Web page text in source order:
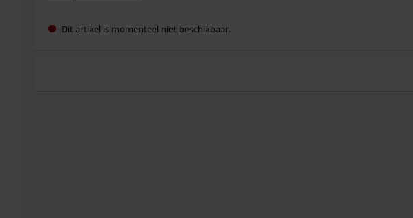
Dit artikel is momenteel niet beschikbaar.